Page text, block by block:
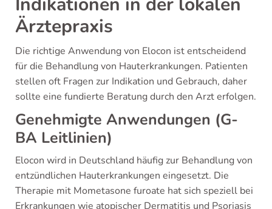
Ärztepraxis
Die richtige Anwendung von Elocon ist entscheidend
für die Behandlung von Hauterkrankungen. Patienten
stellen oft Fragen zur Indikation und Gebrauch, daher
sollte eine fundierte Beratung durch den Arzt erfolgen.
Genehmigte Anwendungen (G-
BA Leitlinien)
Elocon wird in Deutschland häufig zur Behandlung von
entzündlichen Hauterkrankungen eingesetzt. Die
Therapie mit Mometasone furoate hat sich speziell bei
Erkrankungen wie atopischer Dermatitis und Psoriasis